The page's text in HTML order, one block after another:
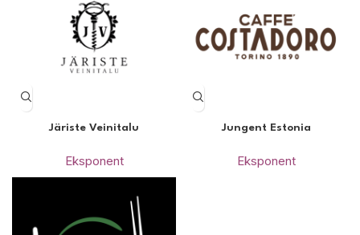
Järiste Veinitalu
Eksponent
Jungent Estonia
Eksponent